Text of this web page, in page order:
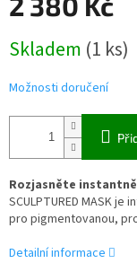
cena:
Skladem (1 ks)
Možnosti doručení
Rozjasněte
SCULPTURED MASK je
pro pigmentovanou,
Detailní informace